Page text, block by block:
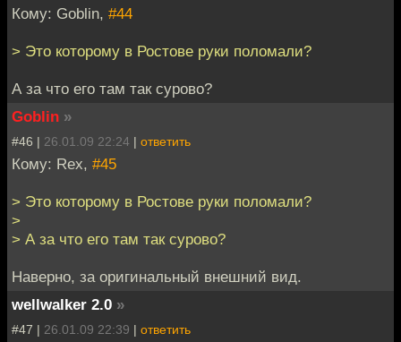
Кому: Goblin, #44
> Это которому в Ростове руки поломали?
А за что его там так сурово?
Goblin »
#46 | 26.01.09 22:24 | ответить
Кому: Rex, #45
> Это которому в Ростове руки поломали?
>
> А за что его там так сурово?
Наверно, за оригинальный внешний вид.
wellwalker 2.0 »
#47 | 26.01.09 22:39 | ответить